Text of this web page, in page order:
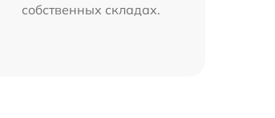
собственных складах.